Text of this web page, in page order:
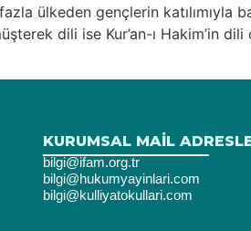
ülkeden gençlerin katılımıyla
dili ise Kur’an-ı Hakim’in
KURUMSAL MAIL
bilgi@ifam.org.tr
bilgi@hukumyayinlari.com
bilgi@kulliyatokullari.com